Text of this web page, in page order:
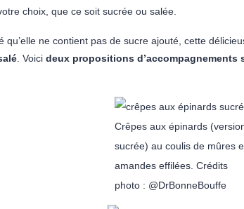
choix, que ce soit sucrée ou salée.
qu’elle ne contient pas de sucre ajouté, cette
. Voici deux propositions d’accompagnements
Crêpes aux épinards
sucrée) au coulis de mûres
amandes effilées. Crédits
photo : @DrBonneBouffe